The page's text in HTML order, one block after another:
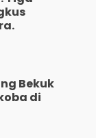
Bekuk
di